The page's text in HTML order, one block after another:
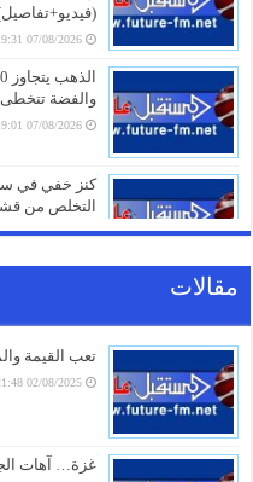
07/08/2026 19:31
والفضة تتخطى 65 دولاراً
07/08/2026 19:01
كنز خفي في
التخلص من
07/08/2026 19:01
مقالات
تعب القيمة
02/08/2025 21:48
غزة… آهات